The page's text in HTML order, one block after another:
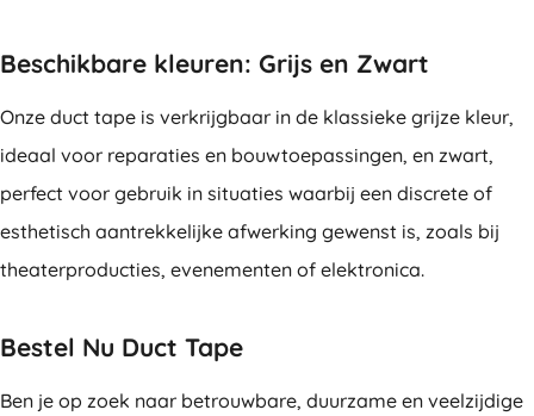
Beschikbare kleuren: Grijs en Zwart
Onze duct tape is verkrijgbaar in de klassieke grijze kleur,
ideaal voor reparaties en bouwtoepassingen, en zwart,
perfect voor gebruik in situaties waarbij een discrete of
esthetisch aantrekkelijke afwerking gewenst is, zoals bij
theaterproducties, evenementen of elektronica.
Bestel Nu Duct Tape
Ben je op zoek naar betrouwbare, duurzame en veelzijdige